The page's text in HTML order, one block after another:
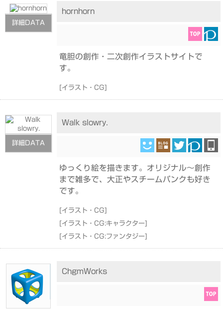
詳細DATA
hornhorn
竜胆の創作・二次創作イラストサイトで
す。
[イラスト・CG]
詳細DATA
Walk slowry.
ゆっくり絵を描きます。オリジナル～創作
まで雑多で、大正やスチームパンクも好き
です。
[イラスト・CG]
[イラスト・CG:キャラクター]
[イラスト・CG:ファンタジー]
ChgmWorks